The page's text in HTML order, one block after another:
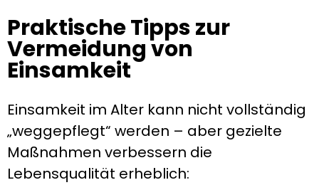
Praktische Tipps zur
Vermeidung von
Einsamkeit
Einsamkeit im Alter kann nicht vollständig
„weggepflegt“ werden – aber gezielte
Maßnahmen verbessern die
Lebensqualität erheblich: